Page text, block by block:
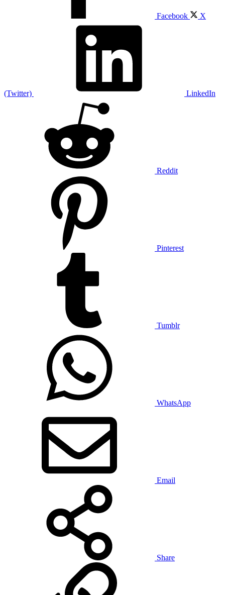
Facebook X
(Twitter) LinkedIn
Reddit
Pinterest
Tumblr
WhatsApp
Email
Share